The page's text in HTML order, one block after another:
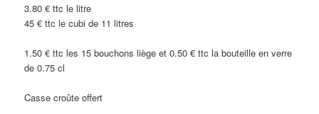
3.80 € ttc le litre
45 € ttc le cubi de 11 litres
1.50 € ttc les 15 bouchons liège et 0.50 € ttc la bouteille en verre
de 0.75 cl
Casse croûte offert